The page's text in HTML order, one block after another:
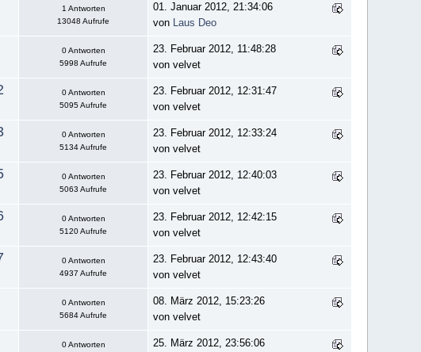
1 Antworten
13048 Aufrufe
01. Januar 2012, 21:34:06
von Laus Deo
0 Antworten
5998 Aufrufe
23. Februar 2012, 11:48:28
von velvet
0 Antworten
5095 Aufrufe
23. Februar 2012, 12:31:47
von velvet
0 Antworten
5134 Aufrufe
23. Februar 2012, 12:33:24
von velvet
0 Antworten
5063 Aufrufe
23. Februar 2012, 12:40:03
von velvet
0 Antworten
5120 Aufrufe
23. Februar 2012, 12:42:15
von velvet
0 Antworten
4937 Aufrufe
23. Februar 2012, 12:43:40
von velvet
0 Antworten
5684 Aufrufe
08. März 2012, 15:23:26
von velvet
0 Antworten
25. März 2012, 23:56:06